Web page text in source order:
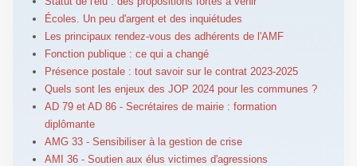
Écoles. Un peu d'argent et des inquiétudes
Les principaux rendez-vous des adhérents de l'AMF
Fonction publique : ce qui a changé
Présence postale : tout savoir sur le contrat 2023-2025
Quels sont les enjeux des JOP 2024 pour les communes ?
AD 79 et AD 86 - Secrétaires de mairie : formation
diplômante
AMG 33 - Sensibiliser à la gestion de crise
AMI 36 - Soutien aux élus victimes d'agressions